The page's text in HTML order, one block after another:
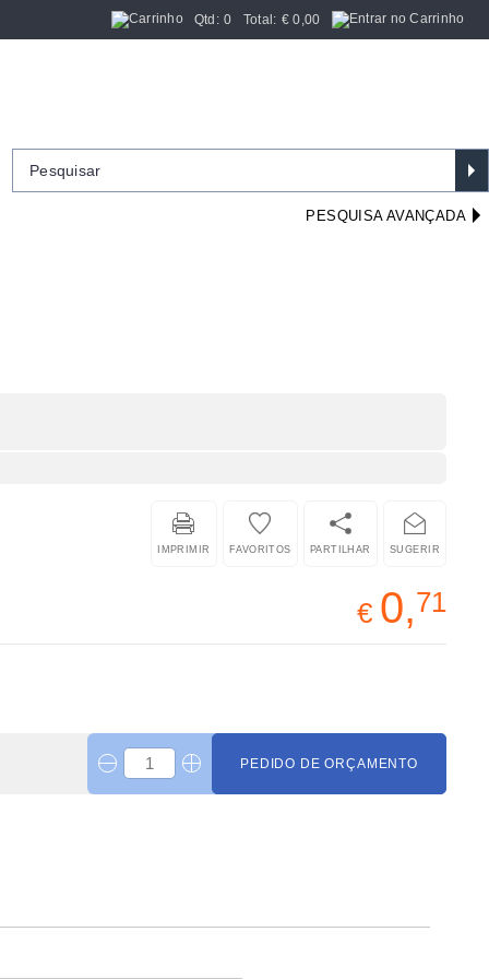
Qtd: 0 Total: €0,00
PESQUISA AVANÇADA
SUGERIR
PARTILHAR
FAVORITOS
IMPRIMIR
€ 0,71
PEDIDO DE ORÇAMENTO